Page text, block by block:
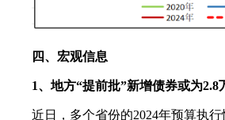
四、宏观信息
1、地方“提前批”新增债券或为2.8
近日，多个省份的2024年预算执